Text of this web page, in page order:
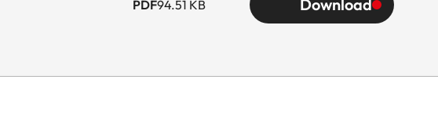
PDF94.51 KB Download